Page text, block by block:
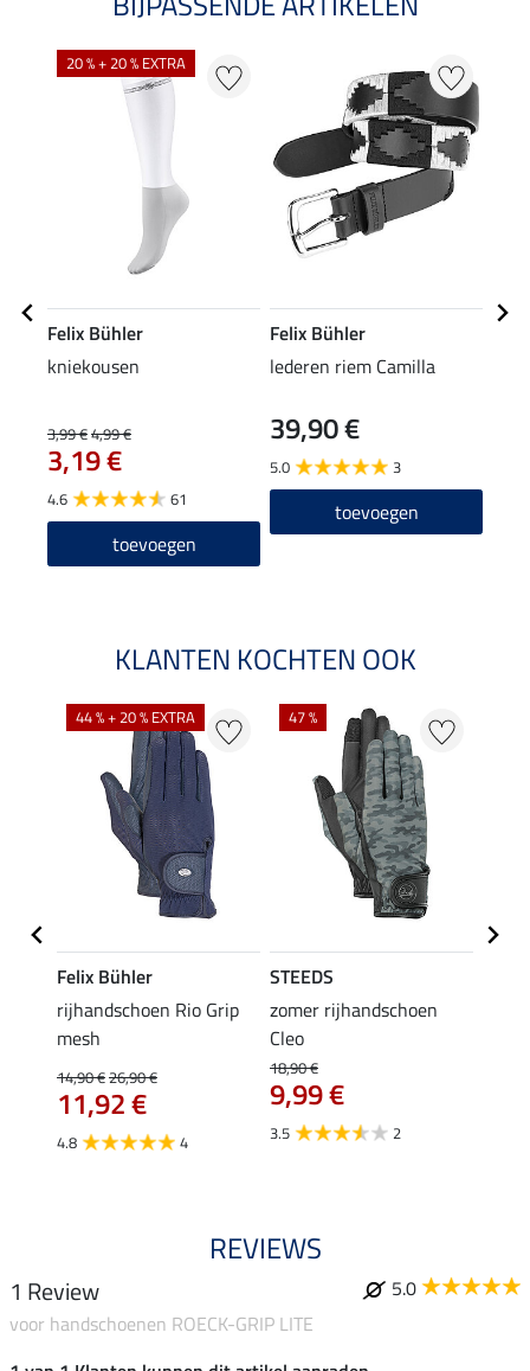
20 % + 20 % EXTRA
Felix Bühler
kniekousen
3,99 €4,99 €
3,19 €
4.6 61
toevoegen
Felix Bühler
lederen riem Camilla
39,90 €
5.0 3
toevoegen
KLANTEN KOCHTEN OOK
44 % + 20 % EXTRA
Felix Bühler
rijhandschoen Rio Grip
mesh
14,90 €26,90 €
11,92 €
4.8 4
47 %
STEEDS
zomer rijhandschoen
Cleo
18,90 €
9,99 €
3.5 2
REVIEWS
1 Review
5.0
voor handschoenen ROECK-GRIP LITE